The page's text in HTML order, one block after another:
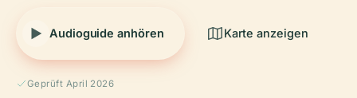
Audioguide anhören Karte anzeigen
Geprüft April 2026